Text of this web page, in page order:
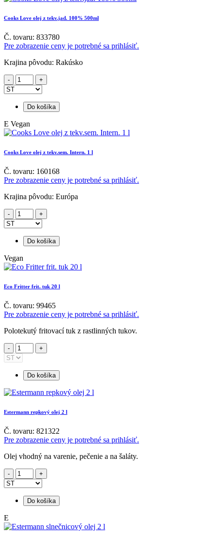
Cooks Love olej z tekv.jad. 100% 500ml
Č. tovaru: 833780
Pre zobrazenie ceny je potrebné sa prihlásiť.
Krajina pôvodu: Rakúsko
Do košíka
E Vegan
Cooks Love olej z tekv.sem. Intern. 1 l
Č. tovaru: 160168
Pre zobrazenie ceny je potrebné sa prihlásiť.
Krajina pôvodu: Európa
Do košíka
Vegan
Eco Fritter frit. tuk 20 l
Č. tovaru: 99465
Pre zobrazenie ceny je potrebné sa prihlásiť.
Polotekutý fritovací tuk z rastlinných tukov.
Do košíka
Estermann repkový olej 2 l
Č. tovaru: 821322
Pre zobrazenie ceny je potrebné sa prihlásiť.
Olej vhodný na varenie, pečenie a na šaláty.
Do košíka
E